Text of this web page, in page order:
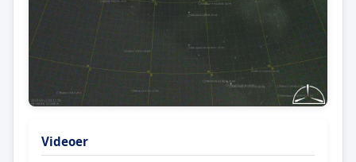
Videoer